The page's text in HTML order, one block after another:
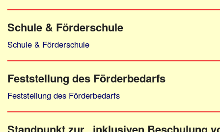
Schule & Förderschule
Schule & Förderschule
Feststellung des Förderbedarfs
Feststellung des Förderbedarfs